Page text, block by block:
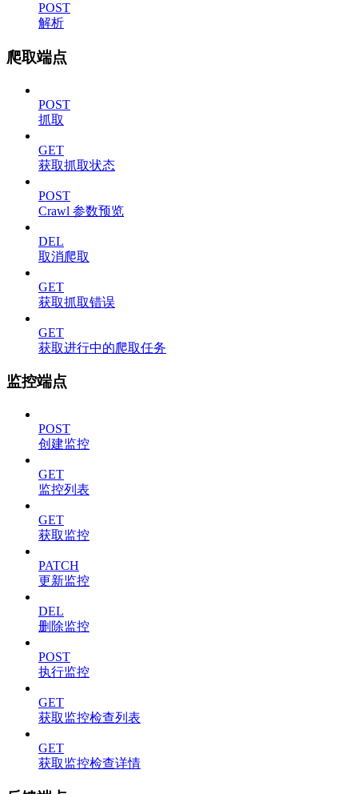
POST
解析
爬取端点
POST
抓取
GET
获取抓取状态
POST
Crawl 参数预览
DEL
取消爬取
GET
获取抓取错误
GET
获取进行中的爬取任务
监控端点
POST
创建监控
GET
监控列表
GET
获取监控
PATCH
更新监控
DEL
删除监控
POST
执行监控
GET
获取监控检查列表
GET
获取监控检查详情